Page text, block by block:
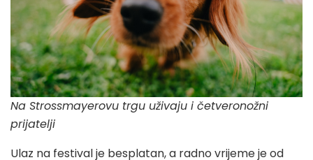
Na Strossmayerovu trgu uživaju i četveronožni
prijatelji
Ulaz na festival je besplatan, a radno vrijeme je od